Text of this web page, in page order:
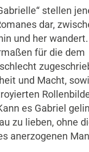
stellen
dar,
und her
für die dem
und Macht,
es Gabriel
zu lieben, ohne
anerzogenen